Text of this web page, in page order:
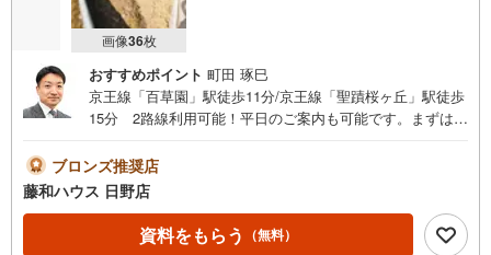
画像36枚
おすすめポイント 町田 琢巳
京王線「百草園」駅徒歩11分/京王線「聖蹟桜ヶ丘」駅徒歩
15分 2路線利用可能！平日のご案内も可能です。まずはお
ブロンズ推奨店
藤和ハウス 日野店
資料をもらう （無料）